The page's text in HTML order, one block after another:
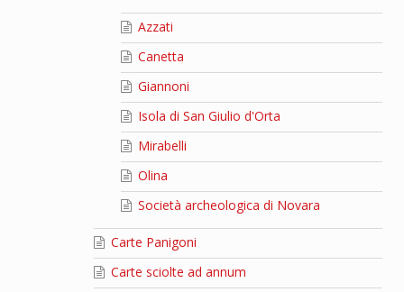
Azzati
Canetta
Giannoni
Isola di San Giulio d'Orta
Mirabelli
Olina
Società archeologica di Novara
Carte Panigoni
Carte sciolte ad annum